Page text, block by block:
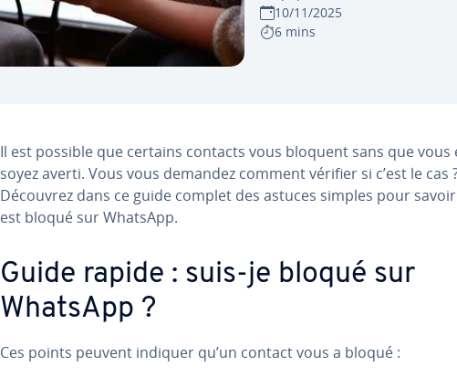
10/11/2025
6 mins
Il est possible que certains contacts vous bloquent sans que vous
soyez averti. Vous vous demandez comment vérifier si c’est le cas
Découvrez dans ce guide complet des astuces simples pour
est bloqué sur WhatsApp.
Guide rapide : suis-je bloqué sur
WhatsApp ?
Ces points peuvent indiquer qu’un contact vous a bloqué :